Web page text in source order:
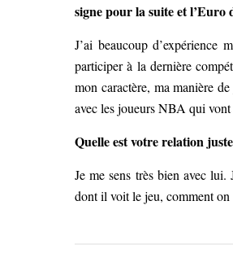
signe pour la suite et l’Euro
J’ai beaucoup
participer à la dernière
mon caractère, ma manière
avec les joueurs NBA qui vont
Quelle est votre relation
Je me sens très bien avec
dont il voit le jeu, comment on